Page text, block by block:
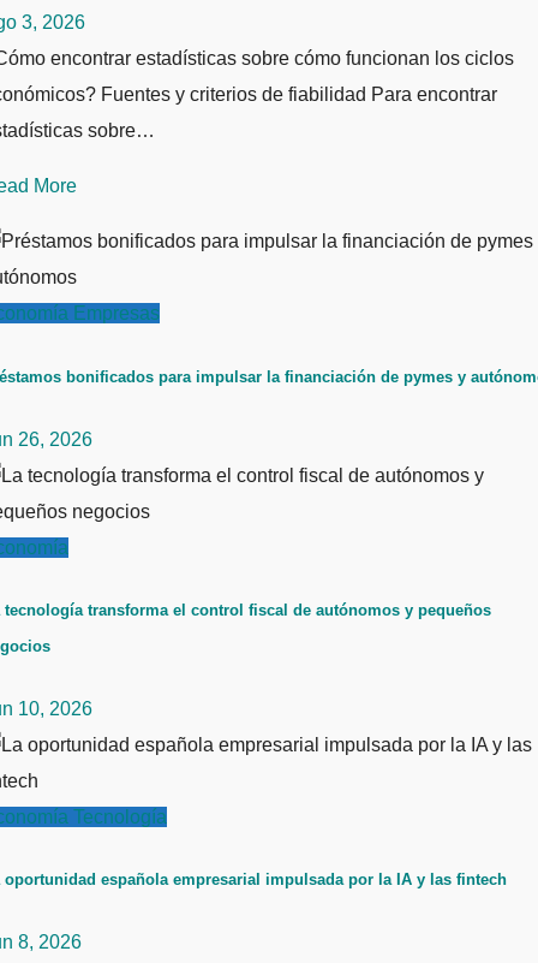
3, 2026
encontrar estadísticas sobre cómo funcionan los ciclos
Fuentes y criterios de fiabilidad Para encontrar
sobre…
More
Empresas
bonificados para impulsar la financiación de pymes y
26, 2026
tecnología transforma el control fiscal de autónomos y pequeños
10, 2026
Tecnología
oportunidad española empresarial impulsada por la IA y las fintech
8, 2026